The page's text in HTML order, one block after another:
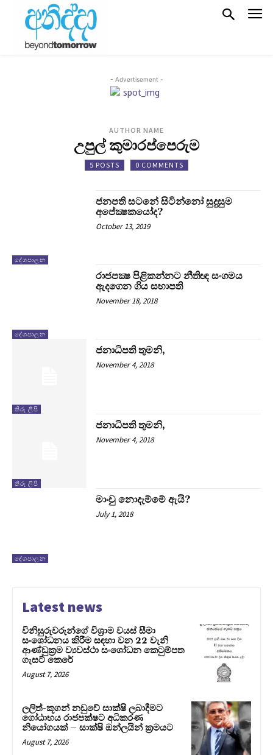
- Advertisement -
AUTHOR NAME
උපුල් කුමාරප්පෙරුම
5 POSTS 0 COMMENTS
දේශපාලන
ජනපති සටනේ සිටින්නෝ සුදුසුම
අපේක්‍ෂකයෝද?
October 13, 2019
දේශපාලන
රාජපක්‍ෂ පිළිකන්නට නීතිඥ සංගමය
ඇදගෙන ගිය සභාපති
November 18, 2018
තීරු ලිපි
ජනාධිපති තුමනි,
November 4, 2018
තීරු ලිපි
ජනාධිපති තුමනි,
November 4, 2018
දේශපාලන
මාංචු නොදැම්මේ ඇයි?
July 1, 2018
Latest news
විනිසුරුවරුන්ගේ විශ්‍රාම වයස් සීමා
සංශෝධනය කිරීම සඳහා වන 22 වැනි
ආණ්ඩුක්‍රම ව්‍යවස්ථා සංශෝධන කෙටුම්පත
ගැසට් කෙරේ
August 7, 2026
ලලිත්-කූගන් නඩුවේ සාක්ෂි ලබාදීමට
ගෝඨාභය රාජපක්ෂට අධිකරණ
නියෝගයක් – සාක්ෂි ඔන්ලයින් ක්‍රමයට
August 7, 2026